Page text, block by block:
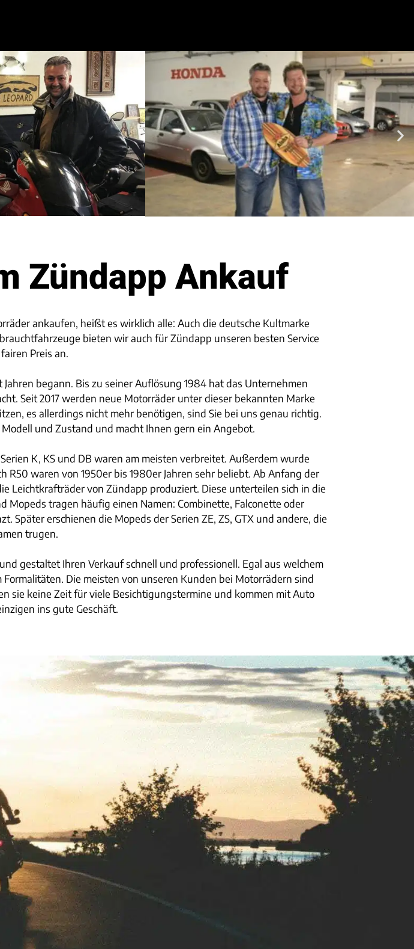
Zündapp Ankauf
ankaufen, heißt es wirklich alle: Auch die deutsche Kultmarke
bieten wir auch für Zündapp unseren besten Service
Preis an.
begann. Bis zu seiner Auflösung 1984 hat das Unternehmen
Seit 2017 werden neue Motorräder unter dieser bekannten Marke
es allerdings nicht mehr benötigen, sind Sie bei uns genau richtig.
und Zustand und macht Ihnen gern ein Angebot.
K, KS und DB waren am meisten verbreitet. Außerdem wurde
waren von 1950er bis 1980er Jahren sehr beliebt. Ab Anfang der
Leichtkrafträder von Zündapp produziert. Diese unterteilen sich in die
Mopeds tragen häufig einen Namen: Combinette, Falconette oder
Später erschienen die Mopeds der Serien ZE, ZS, GTX und andere, die
trugen.
gestaltet Ihren Verkauf schnell und professionell. Egal aus welchem
Die meisten von unseren Kunden bei Motorrädern sind
sie keine Zeit für viele Besichtigungstermine und kommen mit Auto
ins gute Geschäft.